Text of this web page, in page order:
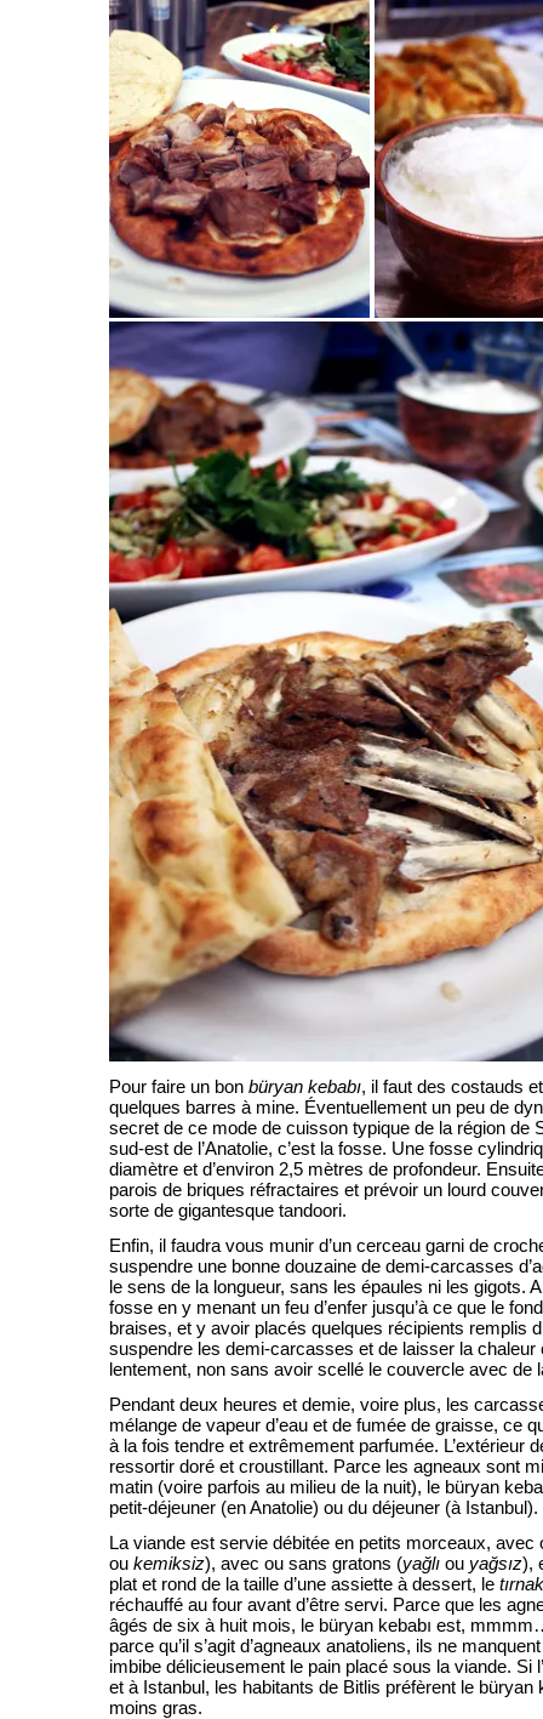
Pour faire un bon büryan kebabı, il faut des costauds
quelques barres à mine. Éventuellement un peu de
secret de ce mode de cuisson typique de la région de
sud-est de l’Anatolie, c’est la fosse. Une fosse
diamètre et d’environ 2,5 mètres de profondeur.
parois de briques réfractaires et prévoir un lourd
sorte de gigantesque tandoori.
Enfin, il faudra vous munir d’un cerceau garni de
suspendre une bonne douzaine de demi-carcasses
le sens de la longueur, sans les épaules ni les gigots.
fosse en y menant un feu d’enfer jusqu’à ce que le
braises, et y avoir placés quelques récipients remplis
suspendre les demi-carcasses et de laisser la chaleur
lentement, non sans avoir scellé le couvercle avec de
Pendant deux heures et demie, voire plus, les
mélange de vapeur d’eau et de fumée de graisse, ce
à la fois tendre et extrêmement parfumée. L’extérieur
ressortir doré et croustillant. Parce les agneaux sont
matin (voire parfois au milieu de la nuit), le büryan
petit-déjeuner (en Anatolie) ou du déjeuner (à Istanbul).
La viande est servie débitée en petits morceaux, avec
ou kemiksiz), avec ou sans gratons (yağlı ou yağsız),
plat et rond de la taille d’une assiette à dessert, le
réchauffé au four avant d’être servi. Parce que les
âgés de six à huit mois, le büryan kebabı est,
parce qu’il s’agit d’agneaux anatoliens, ils ne
imbibe délicieusement le pain placé sous la viande. Si
et à Istanbul, les habitants de Bitlis préfèrent le büryan
moins gras.